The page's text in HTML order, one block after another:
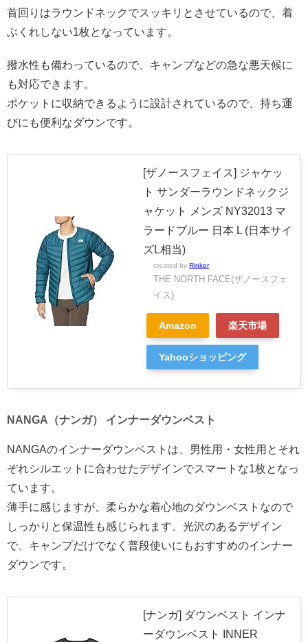
首回りはラウンドネックでスッキリとさせているので、着
ぶくれしない1枚となっています。
撥水性も備わっているので、キャンプなどの急な悪天候に
も対応できます。
ポケットに収納できるように設計されているので、持ち運
びにも便利なダウンです。
[ザノースフェイス] ジャケッ
ト サンダーラウンドネックジ
ャケット メンズ NY32013 マ
ラードブルー 日本 L (日本サイ
ズL相当)
created by Rinker
THE NORTH FACE(ザノースフェ
イス)
Amazon 楽天市場
Yahooショッピング
NANGA（ナンガ） インナーダウンベスト
NANGAのインナーダウンベストは、男性用・女性用とそれ
ぞれシルエットに合わせたデザインでスマートな1枚となっ
ています。
薄手に感じますが、柔らかな着心地のダウンベストなので
しっかりと保温性も感じられます。光沢のあるデザイン
で、キャンプだけでなく普段使いにもおすすめのインナー
ダウンです。
[ナンガ] ダウンベスト インナ
ーダウンベスト INNER